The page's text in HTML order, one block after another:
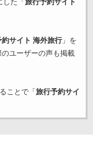
た「 旅行予約サイト
約サイト 海外旅行」を
ユーザーの声も掲載
ことで「 旅行予約サイ